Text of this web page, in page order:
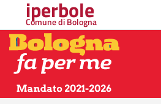
iperbole
Comune di Bologna